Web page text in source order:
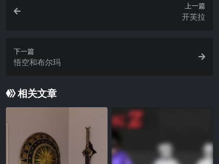
上一篇
开芙拉
下一篇
悟空和布尔玛
相关文章